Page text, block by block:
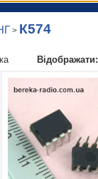
> К574
Відображати: